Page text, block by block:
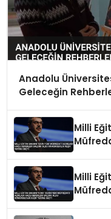
Anadolu
Geleceğin
Milli
Milli